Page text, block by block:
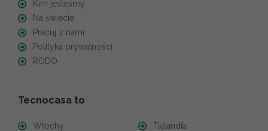
Kim jesteśmy
Na świecie
Pracuj z nami
Polityka prywatności
RODO
Tecnocasa to
Włochy
Tajlandia